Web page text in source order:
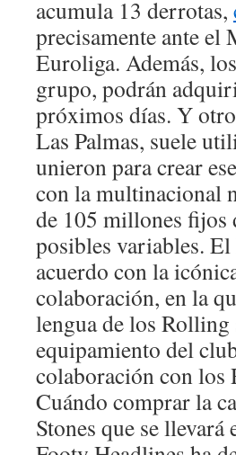
acumula 13 derrotas,
precisamente ante
Euroliga. Además,
grupo, podrán
próximos días. Y
Las Palmas, suele
unieron para crear
con la multinacional
de 105 millones fijos
posibles variables.
acuerdo con la
colaboración, en la
lengua de los
equipamiento del
colaboración con los
Cuándo comprar la
Stones que se